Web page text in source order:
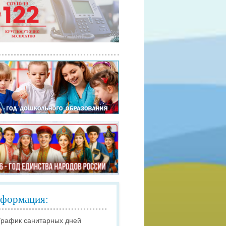
санитарных дней